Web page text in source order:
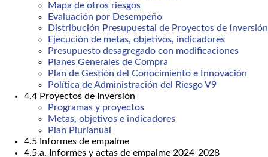
Mapa de otros riesgos
Evaluación por Desempeño
Distribución Presupuestal de Proyectos de Inversión
Ejecución de metas, objetivos, indicadores
Presupuesto desagregado con modificaciones
Planes Generales de Compra
Plan de Gestión del Conocimiento e Innovación
Política de Administración del Riesgo V9
4.4 Proyectos de Inversión
Programas y proyectos
Metas, objetivos e indicadores
Plan Plurianual
4.5 Informes de empalme
4.5.a. Informes y actas de empalme 2024-2028